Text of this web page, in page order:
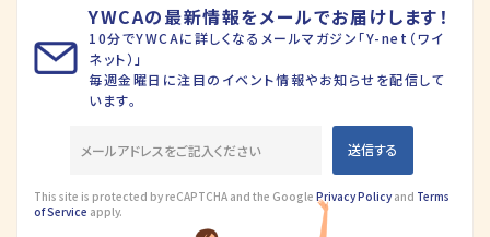
YWCAの最新情報をメールでお届けします！
10分でYWCAに詳しくなるメールマガジン「Y-net（ワイ
ネット）」
毎週金曜日に注目のイベント情報やお知らせを配信して
います。
This site is protected by reCAPTCHA and the Google Privacy Policyand Terms
of Service apply.